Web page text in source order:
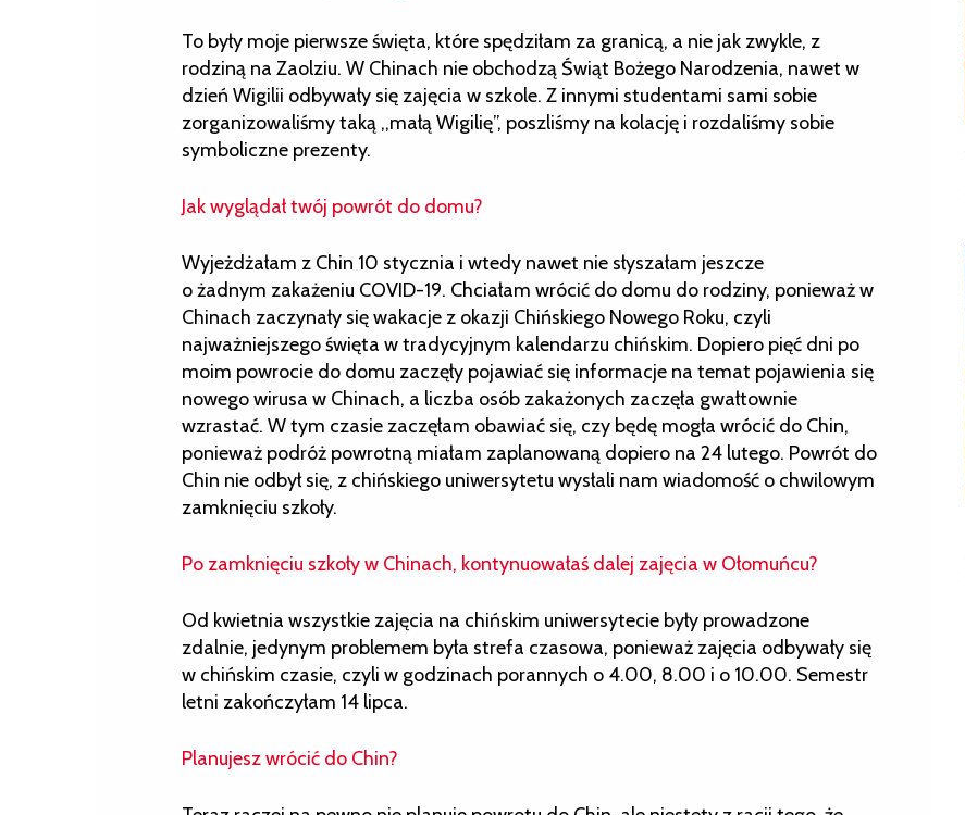
To były moje pierwsze święta, które spędziłam za granicą, a nie jak zwykle, z
rodziną na Zaolziu. W Chinach nie obchodzą Świąt Bożego Narodzenia, nawet w
dzień Wigilii odbywały się zajęcia w szkole. Z innymi studentami sami sobie
zorganizowaliśmy taką ,,małą Wigilię”, poszliśmy na kolację i rozdaliśmy sobie
symboliczne prezenty.
Jak wyglądał twój powrót do domu?
Wyjeżdżałam z Chin 10 stycznia i wtedy nawet nie słyszałam jeszcze
o żadnym zakażeniu COVID-19. Chciałam wrócić do domu do rodziny, ponieważ w
Chinach zaczynały się wakacje z okazji Chińskiego Nowego Roku, czyli
najważniejszego święta w tradycyjnym kalendarzu chińskim. Dopiero pięć dni po
moim powrocie do domu zaczęły pojawiać się informacje na temat pojawienia się
nowego wirusa w Chinach, a liczba osób zakażonych zaczęła gwałtownie
wzrastać. W tym czasie zaczęłam obawiać się, czy będę mogła wrócić do Chin,
ponieważ podróż powrotną miałam zaplanowaną dopiero na 24 lutego. Powrót do
Chin nie odbył się, z chińskiego uniwersytetu wysłali nam wiadomość o chwilowym
zamknięciu szkoły.
Po zamknięciu szkoły w Chinach, kontynuowałaś dalej zajęcia w Ołomuńcu?
Od kwietnia wszystkie zajęcia na chińskim uniwersytecie były prowadzone
zdalnie, jedynym problemem była strefa czasowa, ponieważ zajęcia odbywały się
w chińskim czasie, czyli w godzinach porannych o 4.00, 8.00 i o 10.00. Semestr
letni zakończyłam 14 lipca.
Planujesz wrócić do Chin?